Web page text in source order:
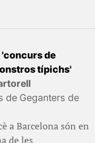
'concurs de
típichs'
de Geganters de
a Barcelona són en
de les